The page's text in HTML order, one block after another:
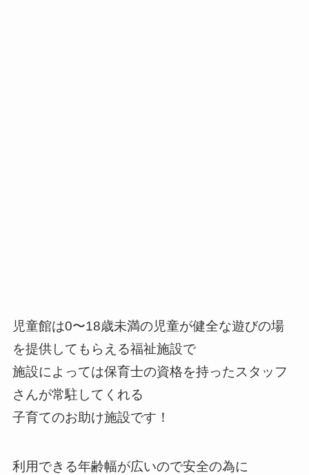
児童館は0〜18歳未満の児童が健全な遊びの場
を提供してもらえる福祉施設で
施設によっては保育士の資格を持ったスタッフ
さんが常駐してくれる
子育てのお助け施設です！
利用できる年齢幅が広いので安全の為に